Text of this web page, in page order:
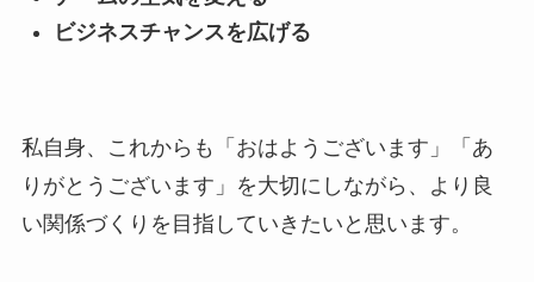
ビジネスチャンスを広げる
私自身、これからも「おはようございます」「あ
りがとうございます」を大切にしながら、より良
い関係づくりを目指していきたいと思います。